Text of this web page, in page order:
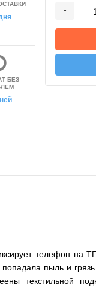
-
БЕЗ
телефон на
пыль и
текстильной